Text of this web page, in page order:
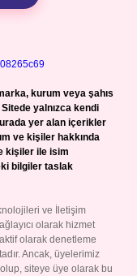
kurum veya şahıs
yalnızca kendi
yer alan içerikler
ve kişiler hakkında
kişiler ile isim
bilgiler taslak
ve İletişim
olarak hizmet
olarak denetleme
Ancak, üyelerimiz
siteye üye olarak bu